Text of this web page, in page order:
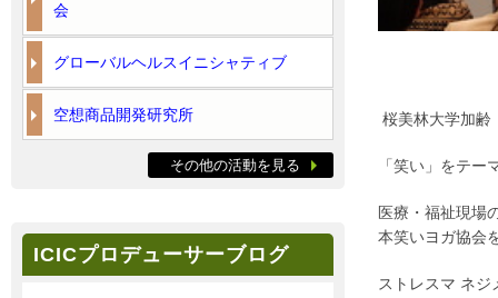
桜美林大学加齢
「笑い」をテ
医療・福祉現場
本笑いヨガ協会
ストレスマ ネ
会
グローバルヘルスイニシャティブ
空想商品開発研究所
その他の活動を見る
ICICプロデューサーブログ